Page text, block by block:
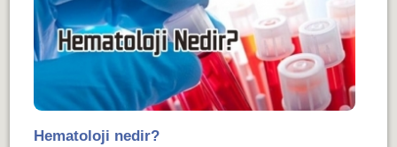
Hematoloji nedir?